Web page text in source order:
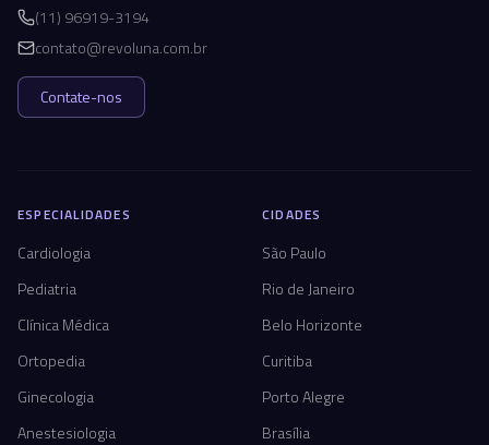
(11) 96919-3194
contato@revoluna.com.br
Contate-nos
ESPECIALIDADES
Cardiologia
Pediatria
Clínica Médica
Ortopedia
Ginecologia
Anestesiologia
CIDADES
São Paulo
Rio de Janeiro
Belo Horizonte
Curitiba
Porto Alegre
Brasília